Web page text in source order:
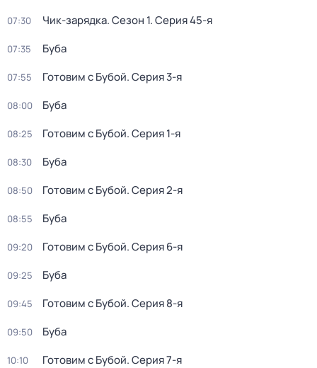
07:30 Чик-зарядка. Сезон 1. Серия 45-я
07:35 Буба
07:55 Готовим с Бубой. Серия 3-я
08:00 Буба
08:25 Готовим с Бубой. Серия 1-я
08:30 Буба
08:50 Готовим с Бубой. Серия 2-я
08:55 Буба
09:20 Готовим с Бубой. Серия 6-я
09:25 Буба
09:45 Готовим с Бубой. Серия 8-я
09:50 Буба
10:10 Готовим с Бубой. Серия 7-я